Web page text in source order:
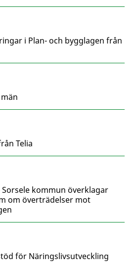
i Plan- och bygglagen från
Telia
Sorsele kommun överklagar
om överträdelser mot
för Näringslivsutveckling